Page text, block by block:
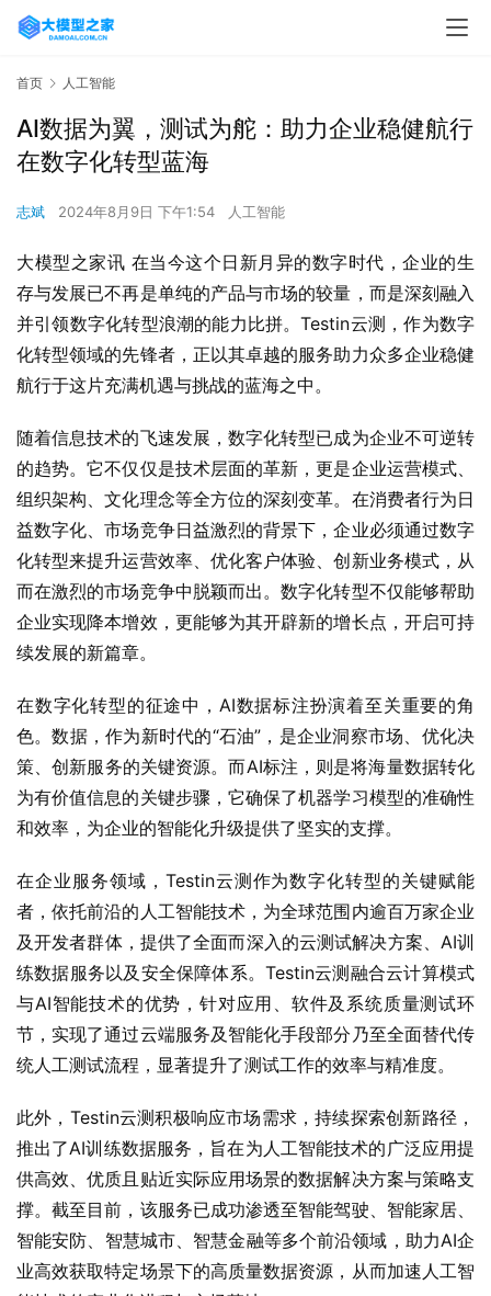
首页 人工智能
AI数据为翼，测试为舵：助力企业稳健航行
在数字化转型蓝海
志斌 2024年8月9日 下午1:54 人工智能
大模型之家讯 在当今这个日新月异的数字时代，企业的生
存与发展已不再是单纯的产品与市场的较量，而是深刻融入
并引领数字化转型浪潮的能力比拼。Testin云测，作为数字
化转型领域的先锋者，正以其卓越的服务助力众多企业稳健
航行于这片充满机遇与挑战的蓝海之中。
随着信息技术的飞速发展，数字化转型已成为企业不可逆转
的趋势。它不仅仅是技术层面的革新，更是企业运营模式、
组织架构、文化理念等全方位的深刻变革。在消费者行为日
益数字化、市场竞争日益激烈的背景下，企业必须通过数字
化转型来提升运营效率、优化客户体验、创新业务模式，从
而在激烈的市场竞争中脱颖而出。数字化转型不仅能够帮助
企业实现降本增效，更能够为其开辟新的增长点，开启可持
续发展的新篇章。
在数字化转型的征途中，AI数据标注扮演着至关重要的角
色。数据，作为新时代的“石油”，是企业洞察市场、优化决
策、创新服务的关键资源。而AI标注，则是将海量数据转化
为有价值信息的关键步骤，它确保了机器学习模型的准确性
和效率，为企业的智能化升级提供了坚实的支撑。
在企业服务领域，Testin云测作为数字化转型的关键赋能
者，依托前沿的人工智能技术，为全球范围内逾百万家企业
及开发者群体，提供了全面而深入的云测试解决方案、AI训
练数据服务以及安全保障体系。Testin云测融合云计算模式
与AI智能技术的优势，针对应用、软件及系统质量测试环
节，实现了通过云端服务及智能化手段部分乃至全面替代传
统人工测试流程，显著提升了测试工作的效率与精准度。
此外，Testin云测积极响应市场需求，持续探索创新路径，
推出了AI训练数据服务，旨在为人工智能技术的广泛应用提
供高效、优质且贴近实际应用场景的数据解决方案与策略支
撑。截至目前，该服务已成功渗透至智能驾驶、智能家居、
智能安防、智慧城市、智慧金融等多个前沿领域，助力AI企
业高效获取特定场景下的高质量数据资源，从而加速人工智